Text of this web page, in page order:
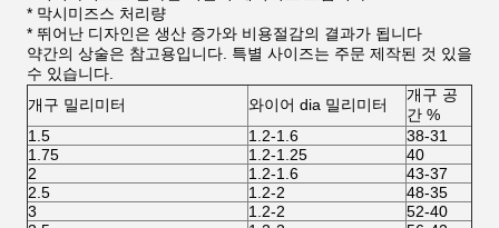
* 막시미즈스 처리량
* 뛰어난 디자인은 생산 증가와 비용절감의 결과가 됩니다
약간의 상술은 참고용입니다. 특별 사이즈는 주문 제작된 것 있을
수 있습니다.
개구 밀리미터
와이어 dia 밀리미터
개구 공
간 %
1.5
1.2-1.6
38-31
1.75
1.2-1.25
40
2
1.2-1.6
43-37
2.5
1.2-2
48-35
3
1.2-2
52-40